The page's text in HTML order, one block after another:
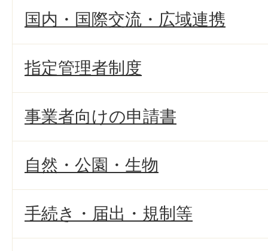
国内・国際交流・広域連携
指定管理者制度
事業者向けの申請書
自然・公園・生物
手続き・届出・規制等